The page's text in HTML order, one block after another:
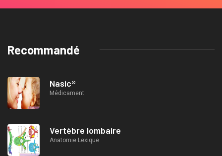
Recommandé
Nasic®
Médicament
Vertèbre lombaire
Anatomie Lexique